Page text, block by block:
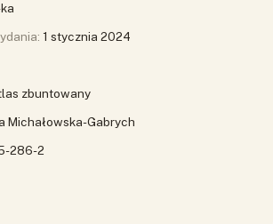
1 stycznia 2024
zbuntowany
Michałowska-Gabrych
286-2